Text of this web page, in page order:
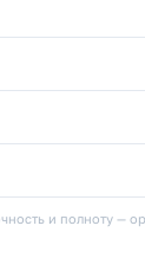
и полноту —